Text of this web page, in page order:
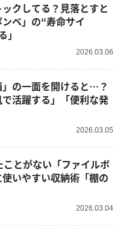
クしてる？見落とすと
ベ」の“寿命サイ
」
2026.03.06
」の一面を開けると…？
で活躍する」「便利な発
2026.03.05
とがない「ファイルボ
いやすい収納術「棚の
2026.03.04